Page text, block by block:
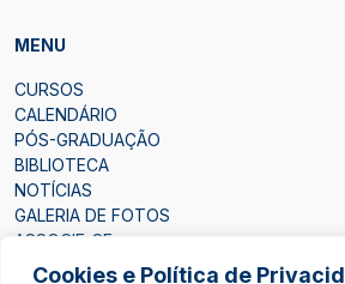
Cookies e Política de
MENU
CURSOS
CALENDÁRIO
PÓS-GRADUAÇÃO
BIBLIOTECA
NOTÍCIAS
GALERIA DE FOTOS
ASSOCIE-SE
CONTATO